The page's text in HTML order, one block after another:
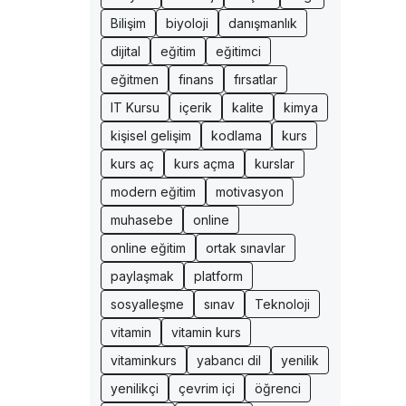
Bilişim
biyoloji
danışmanlık
dijital
eğitim
eğitimci
eğitmen
finans
fırsatlar
IT Kursu
içerik kalite
kimya
kişisel gelişim
kodlama
kurs
kurs aç
kurs açma
kurslar
modern eğitim
motivasyon
muhasebe
online
online eğitim
ortak sınavlar
paylaşmak
platform
sosyalleşme
sınav
Teknoloji
vitamin
vitamin kurs
vitaminkurs
yabancı dil
yenilik
yenilikçi
çevrim içi
öğrenci